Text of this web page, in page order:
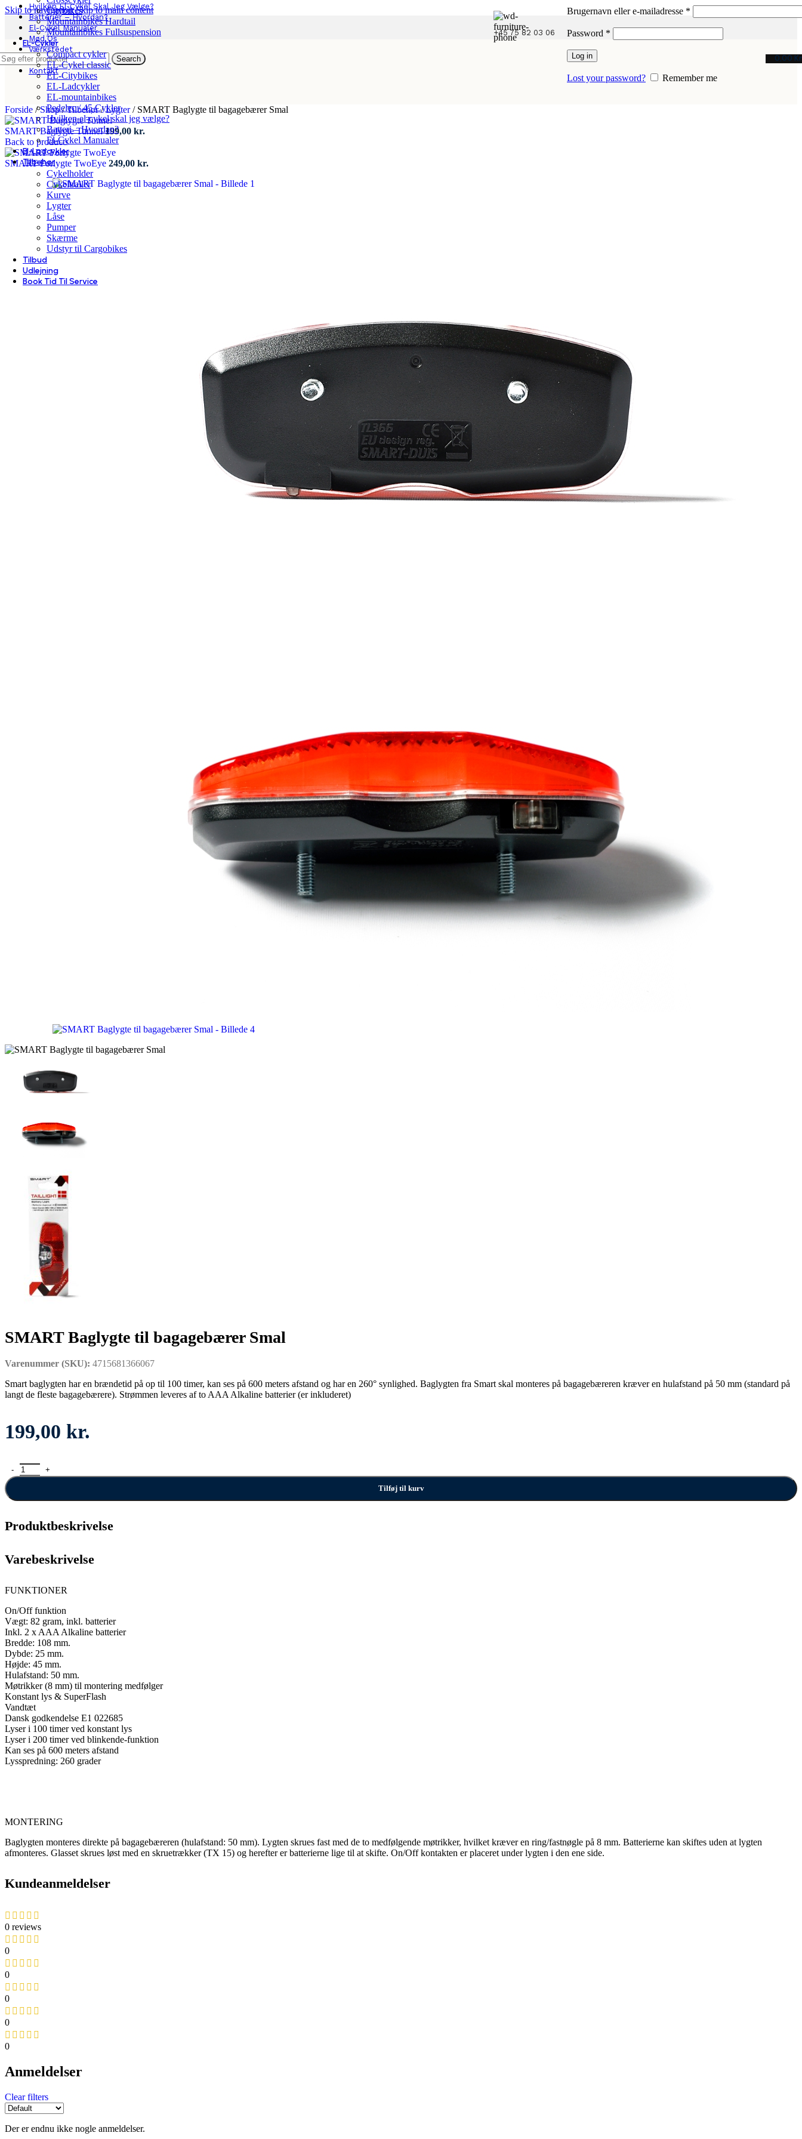
Skip to navigationSkip to main content
Hvilken El-Cykel Skal Jeg Vælge?
Batterier – Hvordan?
El-Cykel Manualer
Mød Os
Værkstedet
App
Kontakt
+45 75 82 03 06
Brugernavn eller e-mailadresse *
Password *
Log in
Lost your password? Remember me
Search 0,00
Citybikes
Mountainbikes Hardtail
Mountainbikes Fullsuspension
EL-Cykler
Compact cykler
EL-Cykel classic
EL-Citybikes
EL-Ladcykler
EL-mountainbikes
Pedelec / 45 Cykler
Hvilken el-cykel skal jeg vælge?
Batteri – Hvordan?
El-Cykel Manualer
El-Ladcykler
Tilbehør
Cykelholder
Cykeltrailer
Kurve
Lygter
Låse
Pumper
Skærme
Udstyr til Cargobikes
Tilbud
Udlejning
Book Tid Til Service
Forside / Shop/ Tilbehør/ Lygter/ SMART Baglygte til bagagebærer Smal
SMART Baglygte Tunnel199,00 kr.
Back to products
SMART Forlygte TwoEye 249,00 kr.
SMART Baglygte til bagagebærer Smal
Varenummer (SKU): 4715681366067
Smart baglygten har en brændetid på op til 100 timer, kan ses på 600 meters afstand og har en 260° synlighed. Baglygten fra Smart skal monteres på bagagebæreren kræver en hulafstand på 50 mm (standard på
langt de fleste bagagebærere). Strømmen leveres af to AAA Alkaline batterier (er inkluderet)
199,00 kr.
SMART Baglygte til bagagebærer Smal antal
Tilføj til kurv
Produktbeskrivelse
Varebeskrivelse
FUNKTIONER
On/Off funktion
Vægt: 82 gram, inkl. batterier
Inkl. 2 x AAA Alkaline batterier
Bredde: 108 mm.
Dybde: 25 mm.
Højde: 45 mm.
Hulafstand: 50 mm.
Møtrikker (8 mm) til montering medfølger
Konstant lys & SuperFlash
Vandtæt
Dansk godkendelse E1 022685
Lyser i 100 timer ved konstant lys
Lyser i 200 timer ved blinkende-funktion
Kan ses på 600 meters afstand
Lysspredning: 260 grader
MONTERING
Baglygten monteres direkte på bagagebæreren (hulafstand: 50 mm). Lygten skrues fast med de to medfølgende møtrikker, hvilket kræver en ring/fastnøgle på 8 mm. Batterierne kan skiftes uden at lygten
afmonteres. Glasset skrues løst med en skruetrækker (TX 15) og herefter er batterierne lige til at skifte. On/Off kontakten er placeret under lygten i den ene side.
Kundeanmeldelser
0 reviews
0
0
0
0
0
Anmeldelser
Clear filters
Der er endnu ikke nogle anmeldelser.